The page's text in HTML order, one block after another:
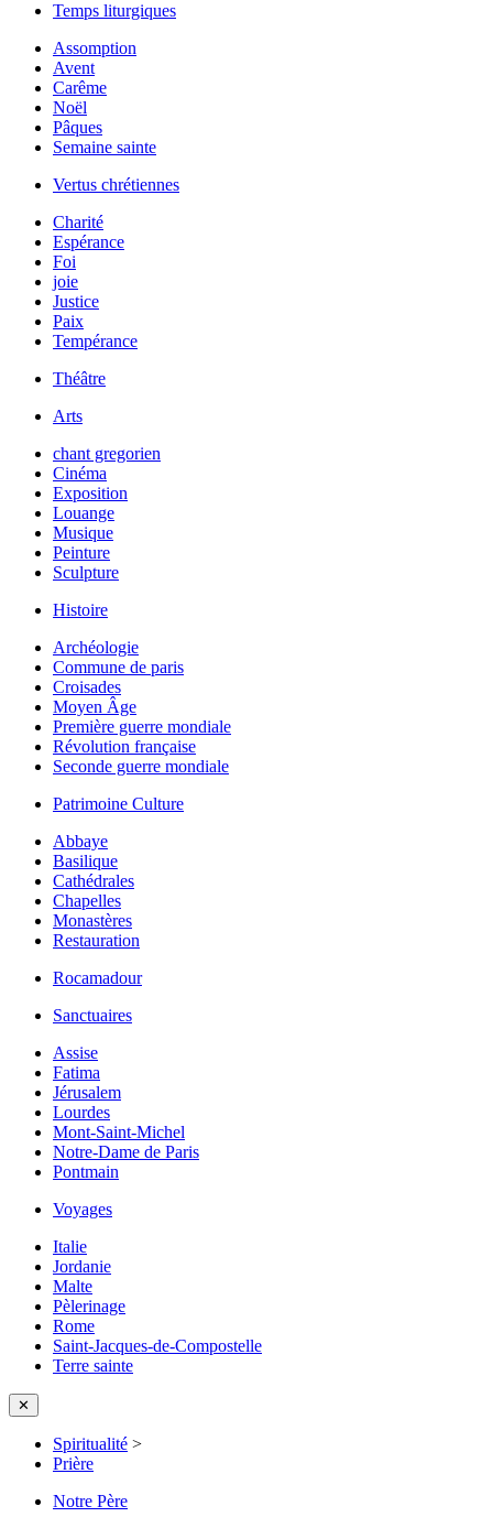
Temps liturgiques
Assomption
Avent
Carême
Noël
Pâques
Semaine sainte
Vertus chrétiennes
Charité
Espérance
Foi
joie
Justice
Paix
Tempérance
Théâtre
Arts
chant gregorien
Cinéma
Exposition
Louange
Musique
Peinture
Sculpture
Histoire
Archéologie
Commune de paris
Croisades
Moyen Âge
Première guerre mondiale
Révolution française
Seconde guerre mondiale
Patrimoine Culture
Abbaye
Basilique
Cathédrales
Chapelles
Monastères
Restauration
Rocamadour
Sanctuaires
Assise
Fatima
Jérusalem
Lourdes
Mont-Saint-Michel
Notre-Dame de Paris
Pontmain
Voyages
Italie
Jordanie
Malte
Pèlerinage
Rome
Saint-Jacques-de-Compostelle
Terre sainte
✕
Spiritualité >
Prière
Notre Père